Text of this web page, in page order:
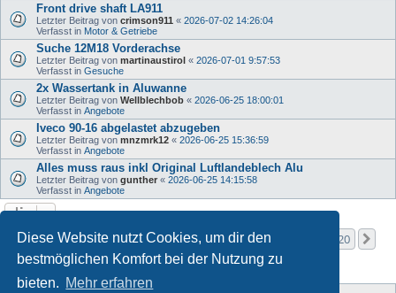
Diese Website nutzt Cookies, um dir den
bestmöglichen Komfort bei der Nutzung zu
bieten. Mehr erfahren
Front drive shaft LA911
Letzter Beitrag von crimson911 « 2026-07-02 14:26:04
Verfasst in Motor & Getriebe
Suche 12M18 Vorderachse
Letzter Beitrag von martinaustirol « 2026-07-01 9:57:53
Verfasst in Gesuche
2x Wassertank in Aluwanne
Letzter Beitrag von Wellblechbob « 2026-06-25 18:00:01
Verfasst in Angebote
Iveco 90-16 abgelastet abzugeben
Letzter Beitrag von mnzmrk12 « 2026-06-25 15:36:59
Verfasst in Angebote
Alles muss raus inkl Original Luftlandeblech Alu
Letzter Beitrag von gunther « 2026-06-25 14:15:58
Verfasst in Angebote
Die Suche ergab mehr als 1000 Treffer Seite1von
1 2 3 20